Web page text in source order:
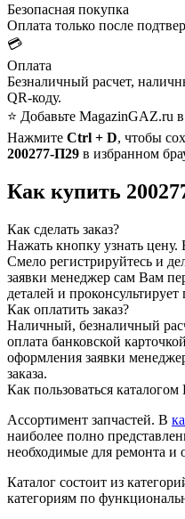
Безопасная покупка
Оплата только после
💳
Оплата
Безналичный расчет,
QR-коду.
⭐ Добавьте MagazinGAZ.ru
Нажмите Ctrl + D, чтобы
200277-П29 в избранном
Как купить
Как сделать заказ?
Нажать кнопку узнать цену.
Смело регистрируйтесь и
заявки менеджер сам Вам
деталей и проконсультирует
Как оплатить заказ?
Наличный, безналичный
оплата банковской
оформления заявки
заказа.
Как пользоваться
Ассортимент запчастей. В
наиболее полно
необходимые для ремонта и
Каталог состоит из
категориям по